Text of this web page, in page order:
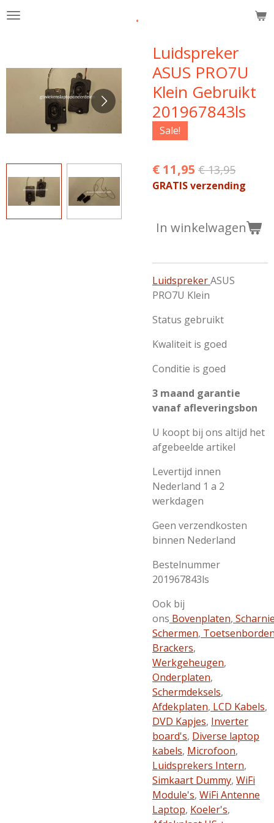
Ga
hoofdinhoud
.
Luidspreker
ASUS PRO7U
Klein Gebruikt
201967843ls
Sale!
€ 11,95 € 13,95
GRATIS verzending
In winkelwagen
LuidsprekerASUS
PRO7U Klein
Status gebruikt
Kwaliteit is goed
Conditie is goed
3 maand garantie
vanaf afleveringsbon
U koopt bij ons altijd het
afgebeelde artikel
Levertijd innen
Nederland 1 a 2
werkdagen
Geen verzendkosten
binnen Nederland
Bestelnummer
201967843ls
Ook bij
ons Bovenplaten,
Schermen,
Brackers,
Werkgeheugen,
Onderplaten,
Schermdeksels,
Afdekplaten, LCD Kabels,
DVD Kapjes, Inverter
board's, Diverse laptop
kabels, Microfoon,
Luidsprekers Intern,
Simkaart Dummy, WiFi
Module's, WiFi Antenne
Laptop, Koeler's,